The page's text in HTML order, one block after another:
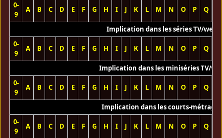
0-
9
A B C D E F G H I J K L M N O P Q
Implication dans les séries TV/web
0-
9
A B C D E F G H I J K L M N O P Q
Implication dans les miniséries TV/
0-
9
A B C D E F G H I J K L M N O P Q
Implication dans les courts-métrages
0-
9
A B C D E F G H I J K L M N O P Q